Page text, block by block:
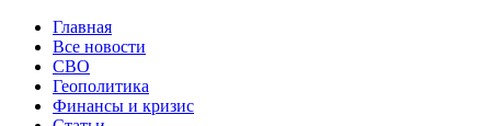
Главная
Все новости
СВО
Геополитика
Финансы и кризис